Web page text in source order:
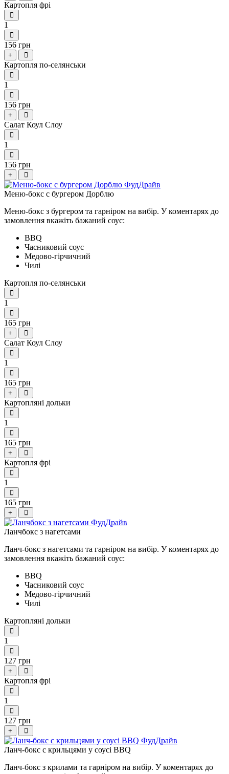
Картопля фрі
1
156 грн
+
Картопля по-селянськи
1
156 грн
+
Салат Коул Слоу
1
156 грн
+
Меню-бокс с бургером Дорблю
Меню-бокс з бургером та гарніром на вибір. У коментарях до
замовлення вкажіть бажаний соус:
BBQ
Часниковий соус
Медово-гірчичний
Чилі
Картопля по-селянськи
1
165 грн
+
Салат Коул Слоу
1
165 грн
+
Картопляні дольки
1
165 грн
+
Картопля фрі
1
165 грн
+
Ланчбокс з нагетсами
Ланч-бокс з нагетсами та гарніром на вибір. У коментарях до
замовлення вкажіть бажаний соус:
BBQ
Часниковий соус
Медово-гірчичний
Чилі
Картопляні дольки
1
127 грн
+
Картопля фрі
1
127 грн
+
Ланч-бокс с крильцями у соусі BBQ
Ланч-бокс з крилами та гарніром на вибір. У коментарях до